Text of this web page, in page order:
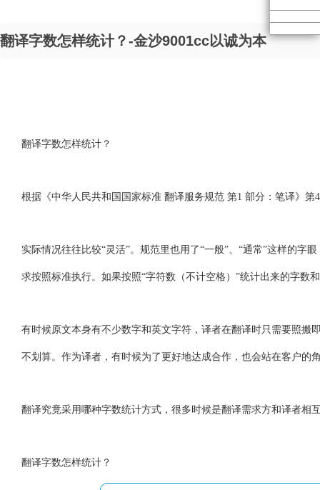
翻译字数怎样统计？-金沙9001cc以诚为本
翻译字数怎样统计？
根据《中华人民共和国国家标准 翻译服务规范 第1 部分：笔译》
实际情况往往比较“灵活”。规范里也用了“一般”、“通常”这样的
求按照标准执行。如果按照“字符数（不计空格）”统计出来的字数
有时候原文本身有不少数字和英文字符，译者在翻译时只需要照搬
不划算。作为译者，有时候为了更好地达成合作，也会站在客户的
翻译究竟采用哪种字数统计方式，很多时候是翻译需求方和译者相
翻译字数怎样统计？